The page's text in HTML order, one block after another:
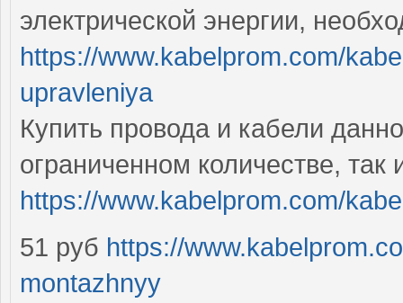
электрической энергии,
https://www.kabelprom.com/
upravleniya
Купить провода и кабели
ограниченном количестве,
https://www.kabelprom.com/
51 руб https://
montazhnyy